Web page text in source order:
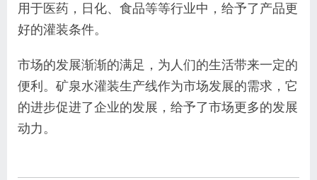
用于医药，日化、食品等等行业中，给予了产品更
好的灌装条件。
市场的发展渐渐的满足，为人们的生活带来一定的
便利。矿泉水灌装生产线作为市场发展的需求，它
的进步促进了企业的发展，给予了市场更多的发展
动力。